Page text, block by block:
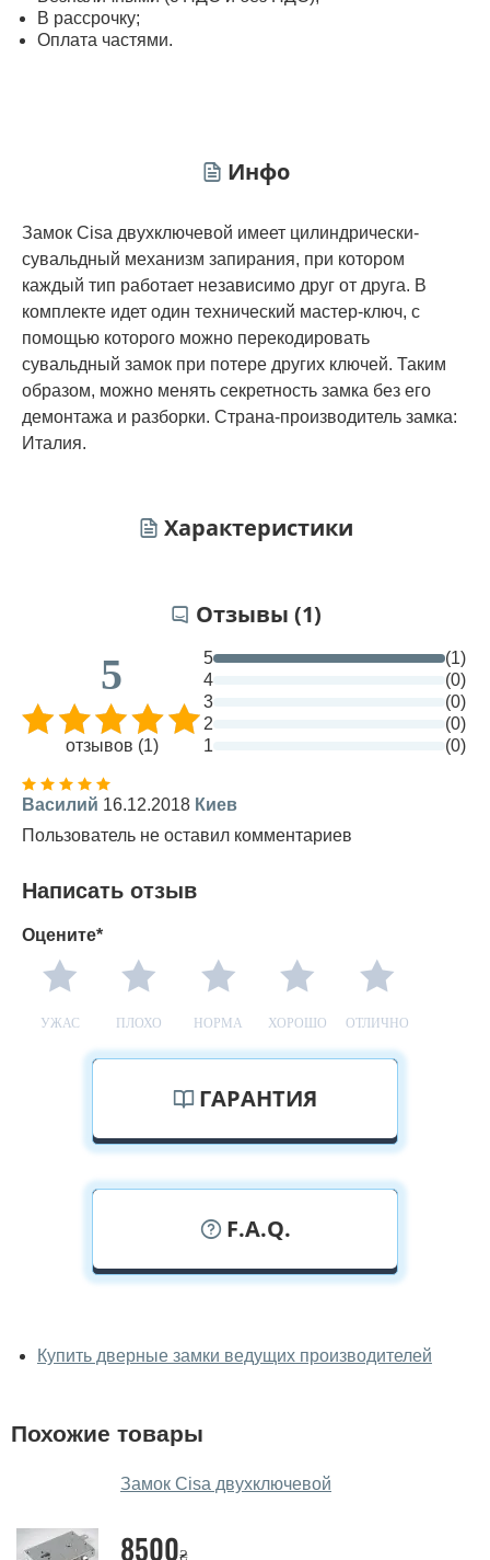
В рассрочку;
Оплата частями.
Инфо
Замок Cisa двухключевой имеет цилиндрически-
сувальдный механизм запирания, при котором
каждый тип работает независимо друг от друга. В
комплекте идет один технический мастер-ключ, с
помощью которого можно перекодировать
сувальдный замок при потере других ключей. Таким
образом, можно менять секретность замка без его
демонтажа и разборки. Страна-производитель замка:
Италия.
Характеристики
Отзывы (1)
5
отзывов (1)
5
(1)
4
(0)
3
(0)
2
(0)
1
(0)
Василий 16.12.2018 Киев
Пользователь не оставил комментариев
Написать отзыв
Оцените*
УЖАС ПЛОХО НОРМА ХОРОШО ОТЛИЧНО
ГАРАНТИЯ
F.A.Q.
вживую?
дверей.
Купить дверные замки ведущих производителей
Похожие товары
Замок Cisa двухключевой
8500₴